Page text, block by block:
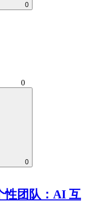
0
0
0
性团队：AI 互